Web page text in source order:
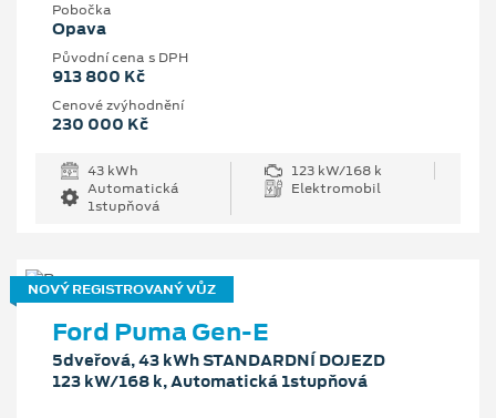
Pobočka
Opava
Původní cena s DPH
913 800 Kč
Cenové zvýhodnění
230 000 Kč
43 kWh
123 kW/168 k
Automatická
1stupňová
Elektromobil
NOVÝ REGISTROVANÝ VŮZ
Ford Puma Gen-E
5dveřová, 43 kWh STANDARDNÍ DOJEZD
123 kW/168 k, Automatická 1stupňová